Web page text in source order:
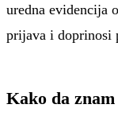
uredna evidencija
prijava i doprinosi
Kako da